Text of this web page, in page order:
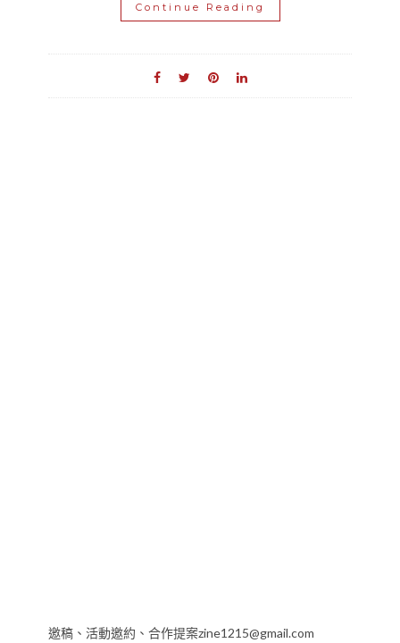
Continue Reading
邀稿、活動邀約、合作提案zine1215@gmail.com